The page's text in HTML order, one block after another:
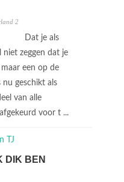
2
Dat je als
zeggen dat je
een op de
geschikt als
van alle
voor t ...
DIK BEN